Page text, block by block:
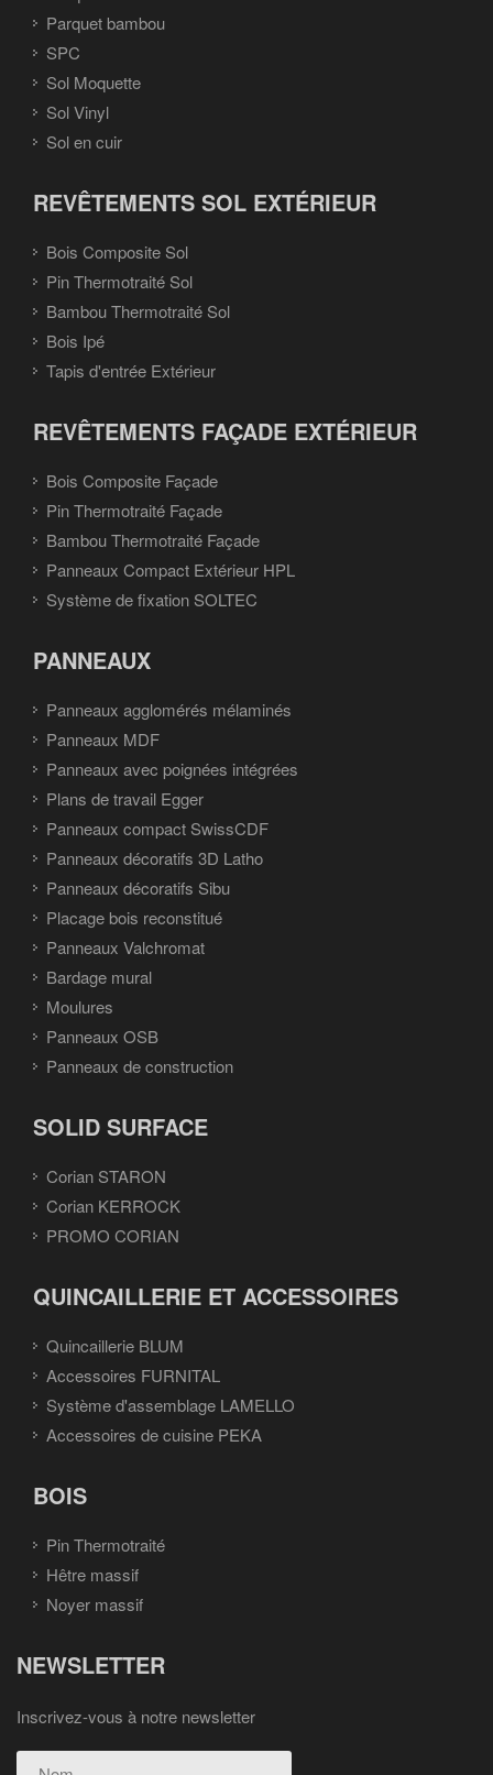
Parquet bambou
SPC
Sol Moquette
Sol Vinyl
Sol en cuir
REVÊTEMENTS SOL EXTÉRIEUR
Bois Composite Sol
Pin Thermotraité Sol
Bambou Thermotraité Sol
Bois Ipé
Tapis d'entrée Extérieur
REVÊTEMENTS FAÇADE EXTÉRIEUR
Bois Composite Façade
Pin Thermotraité Façade
Bambou Thermotraité Façade
Panneaux Compact Extérieur HPL
Système de fixation SOLTEC
PANNEAUX
Panneaux agglomérés mélaminés
Panneaux MDF
Panneaux avec poignées intégrées
Plans de travail Egger
Panneaux compact SwissCDF
Panneaux décoratifs 3D Latho
Panneaux décoratifs Sibu
Placage bois reconstitué
Panneaux Valchromat
Bardage mural
Moulures
Panneaux OSB
Panneaux de construction
SOLID SURFACE
Corian STARON
Corian KERROCK
PROMO CORIAN
QUINCAILLERIE ET ACCESSOIRES
Quincaillerie BLUM
Accessoires FURNITAL
Système d'assemblage LAMELLO
Accessoires de cuisine PEKA
BOIS
Pin Thermotraité
Hêtre massif
Noyer massif
NEWSLETTER
Inscrivez-vous à notre newsletter